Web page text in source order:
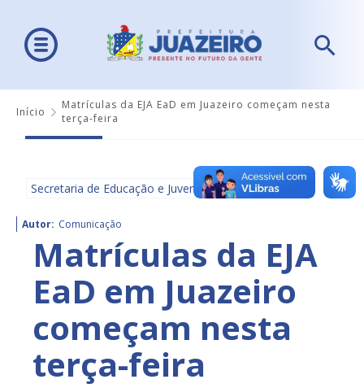
Início
Matrículas da EJA EaD em Juazeiro começam nesta
terça-feira
Secretaria de Educação e Juventude - SEDUC
Autor: Comunicação
Matrículas da EJA
EaD em Juazeiro
começam nesta
terça-feira